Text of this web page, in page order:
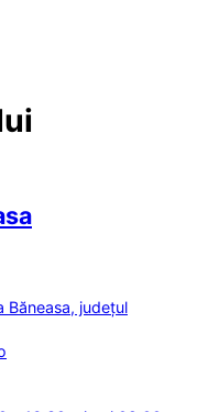
Băneasa, județul